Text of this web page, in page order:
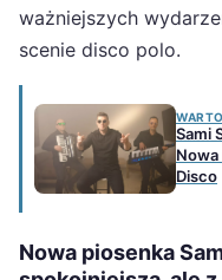
ważniejszych
scenie disco polo.
Sami
Disco
Nowa piosenka